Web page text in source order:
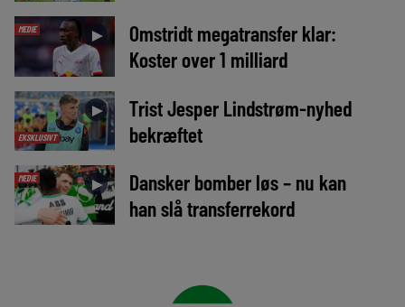
MEDIE ►
Omstridt megatransfer klar:
Koster over 1 milliard
EKSKLUSIVT
►
Trist Jesper Lindstrøm-nyhed
bekræftet
MEDIE ►
Dansker bomber løs – nu kan
han slå transferrekord